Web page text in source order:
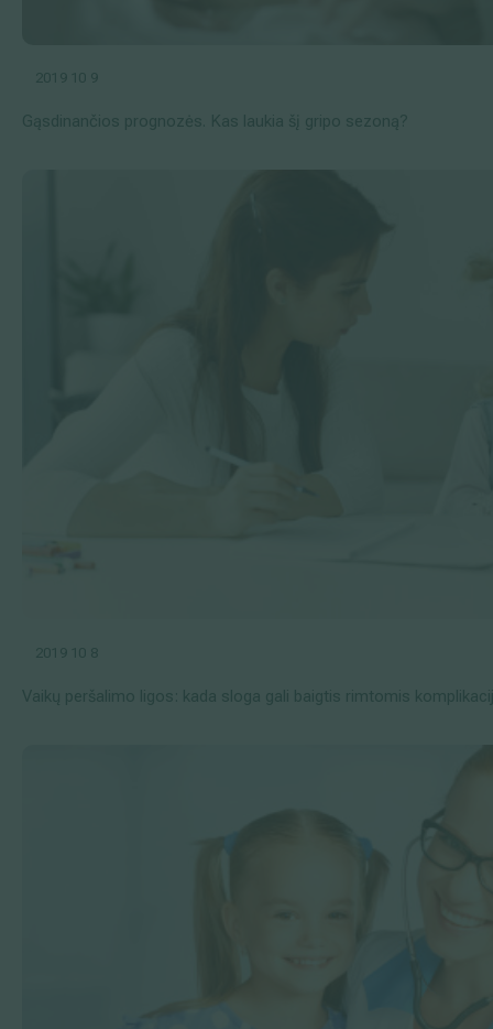
2019 10 9
Gąsdinančios prognozės. Kas laukia šį gripo sezoną?
2019 10 8
Vaikų peršalimo ligos: kada sloga gali baigtis rimtomis